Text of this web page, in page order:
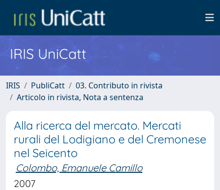
IRIS UniCatt
IRIS PubliCatt
03. Contributo in rivista
Articolo in rivista, Nota a sentenza
Alla ricerca del mercato. Mercati
rurali del Lodigiano e del Cremonese
nel Seicento
Colombo, Emanuele Camillo
2007